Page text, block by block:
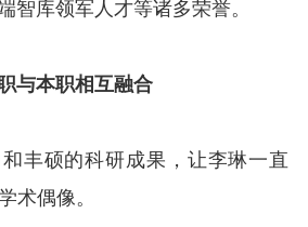
智库领军人才等诸多荣誉。
与本职相互融合
丰硕的科研成果，让李琳一直
术偶像。